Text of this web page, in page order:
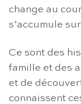
change au
s’accumule
Ce sont des
famille et des
et de
connaissent